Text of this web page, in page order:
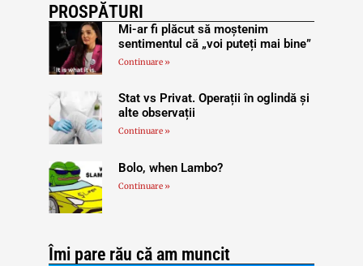
PROSPĂTURI
Mi-ar fi plăcut să moștenim
sentimentul că „voi puteți mai bine”
Continuare »
Stat vs Privat. Operații în oglindă și
alte observații
Continuare »
Bolo, when Lambo?
Continuare »
Îmi pare rău că am muncit